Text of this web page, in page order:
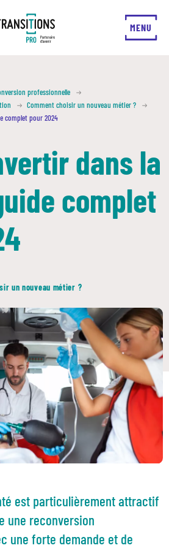
MENU
FERMER
professionnelle
Comment choisir un nouveau métier ?
complet pour 2024
dans la
complet
un nouveau métier ?
est particulièrement attractif
une reconversion
une forte demande et de